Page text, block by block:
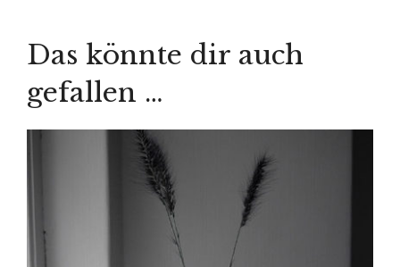
Das könnte dir auch
gefallen …